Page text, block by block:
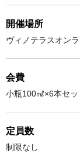
開催場所
ヴィノテラスオン
会費
小瓶100㎖×6本セッ
定員数
制限なし